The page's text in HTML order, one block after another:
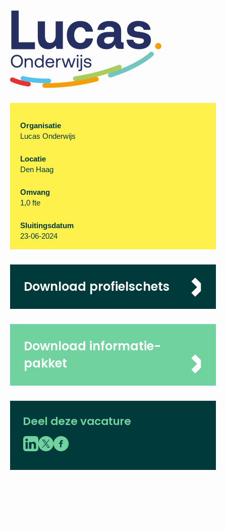
Lucas Onderwijs
Den Haag
1,0 fte
Sluitingsdatum
23-06-2024
Download
Download informatie-